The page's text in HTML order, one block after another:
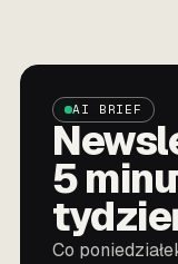
AI BRIEF
5
Co